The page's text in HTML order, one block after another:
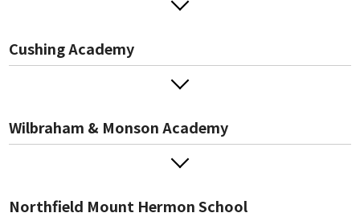
Cushing Academy
Wilbraham & Monson Academy
Northfield Mount Hermon School